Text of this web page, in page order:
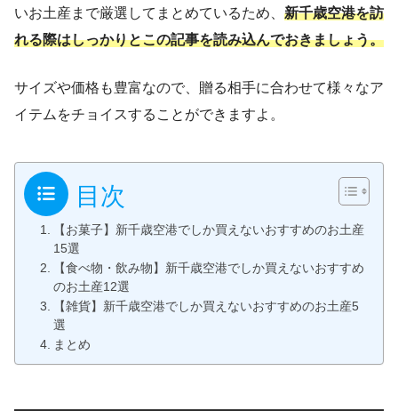
いお土産まで厳選してまとめているため、 新千歳空港を訪
れる際はしっかりとこの記事を読み込んでおきましょう。
サイズや価格も豊富なので、贈る相手に合わせて様々なア
イテムをチョイスすることができますよ。
目次
【お菓子】新千歳空港でしか買えないおすすめのお土産
15選
【食べ物・飲み物】新千歳空港でしか買えないおすすめ
のお土産12選
【雑貨】新千歳空港でしか買えないおすすめのお土産5
選
まとめ